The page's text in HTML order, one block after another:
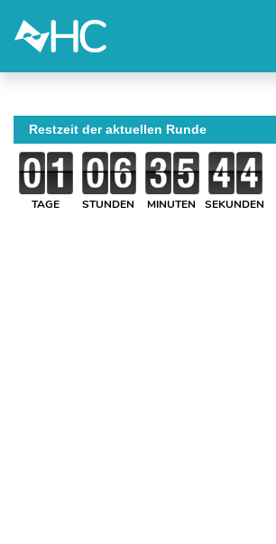
Restzeit der aktuellen Runde
TAGE STUNDEN MINUTEN SEKUNDEN